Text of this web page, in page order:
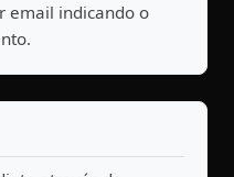
email indicando o